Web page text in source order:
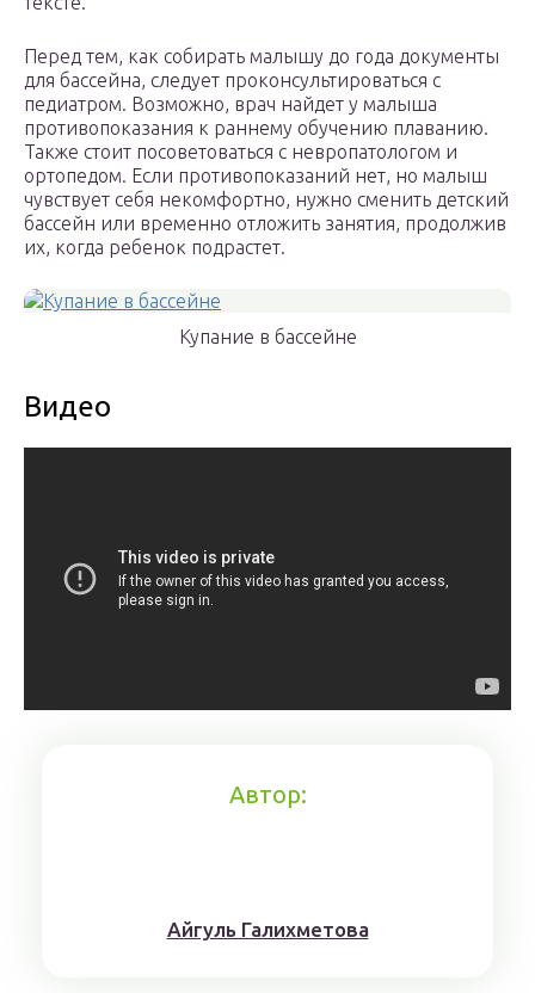
Перед тем, как собирать малышу до года документы
для бассейна, следует проконсультироваться с
педиатром. Возможно, врач найдет у малыша
противопоказания к раннему обучению плаванию.
Также стоит посоветоваться с невропатологом и
ортопедом. Если противопоказаний нет, но малыш
чувствует себя некомфортно, нужно сменить детский
бассейн или временно отложить занятия, продолжив
их, когда ребенок подрастет.
Купание в бассейне
Видео
Автор:
Айгуль Галихметова